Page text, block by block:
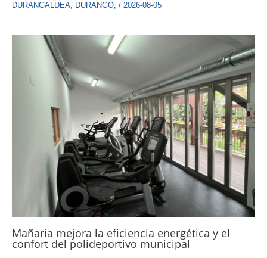
DURANGALDEA, DURANGO, / 2026-08-05
Mañaria mejora la eficiencia energética y el
confort del polideportivo municipal